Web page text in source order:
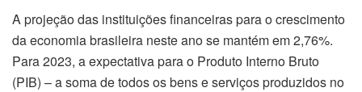
A projeção das instituições financeiras para o crescimento
da economia brasileira neste ano se mantém em 2,76%.
Para 2023, a expectativa para o Produto Interno Bruto
(PIB) – a soma de todos os bens e serviços produzidos no